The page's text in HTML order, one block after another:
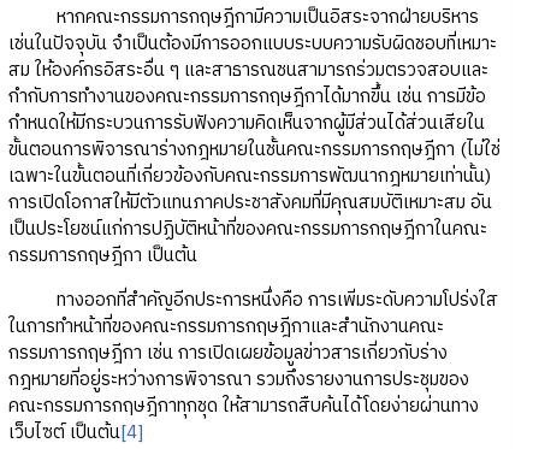
หากคณะกรรมการกฤษฎีกามีความเป็นอิสระจากฝ่ายบริหาร
เช่นในปัจจุบัน จำเป็นต้องมีการออกแบบระบบความรับผิดชอบที่เหมาะ
สม ให้องค์กรอิสระอื่น ๆ และสาธารณชนสามารถร่วมตรวจสอบและ
กำกับการทำงานของคณะกรรมการกฤษฎีกาได้มากขึ้น เช่น การมีข้อ
กำหนดให้มีกระบวนการรับฟังความคิดเห็นจากผู้มีส่วนได้ส่วนเสียใน
ขั้นตอนการพิจารณาร่างกฎหมายในชั้นคณะกรรมการกฤษฎีกา (ไม่ใช่
เฉพาะในขั้นตอนที่เกี่ยวข้องกับคณะกรรมการพัฒนากฎหมายเท่านั้น)
การเปิดโอกาสให้มีตัวแทนภาคประชาสังคมที่มีคุณสมบัติเหมาะสม อัน
เป็นประโยชน์แก่การปฏิบัติหน้าที่ของคณะกรรมการกฤษฎีกาในคณะ
กรรมการกฤษฎีกา เป็นต้น
ทางออกที่สำคัญอีกประการหนึ่งคือ การเพิ่มระดับความโปร่งใส
ในการทำหน้าที่ของคณะกรรมการกฤษฎีกาและสำนักงานคณะ
กรรมการกฤษฎีกา เช่น การเปิดเผยข้อมูลข่าวสารเกี่ยวกับร่าง
กฎหมายที่อยู่ระหว่างการพิจารณา รวมถึงรายงานการประชุมของ
คณะกรรมการกฤษฎีกาทุกชุด ให้สามารถสืบค้นได้โดยง่ายผ่านทาง
เว็บไซต์ เป็นต้น[4]